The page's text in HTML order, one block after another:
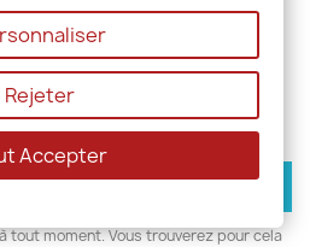
spéciales
tout moment. Vous trouverez pour cela
Rejeter
Accepter